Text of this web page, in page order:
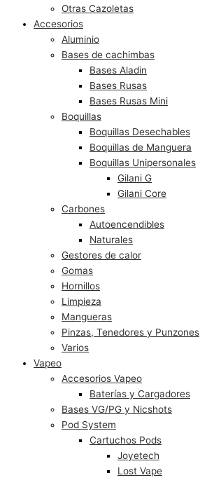
Otras Cazoletas
Accesorios
Aluminio
Bases de cachimbas
Bases Aladin
Bases Rusas
Bases Rusas Mini
Boquillas
Boquillas Desechables
Boquillas de Manguera
Boquillas Unipersonales
Gilani G
Gilani Core
Carbones
Autoencendibles
Naturales
Gestores de calor
Gomas
Hornillos
Limpieza
Mangueras
Pinzas, Tenedores y Punzones
Varios
Vapeo
Accesorios Vapeo
Baterías y Cargadores
Bases VG/PG y Nicshots
Pod System
Cartuchos Pods
Joyetech
Lost Vape